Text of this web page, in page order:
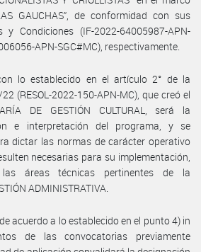
GAUCHAS”, de conformidad con sus
y Condiciones (IF-2022-64005987-APN-
APN-SGC#MC), respectivamente.
lo establecido en el artículo 2° de la
(RESOL-2022-150-APN-MC), que creó el
DE GESTIÓN CULTURAL, será la
e interpretación del programa, y se
dictar las normas de carácter operativo
necesarias para su implementación,
áreas técnicas pertinentes de la
ADMINISTRATIVA.
acuerdo a lo establecido en el punto 4) in
de las convocatorias previamente